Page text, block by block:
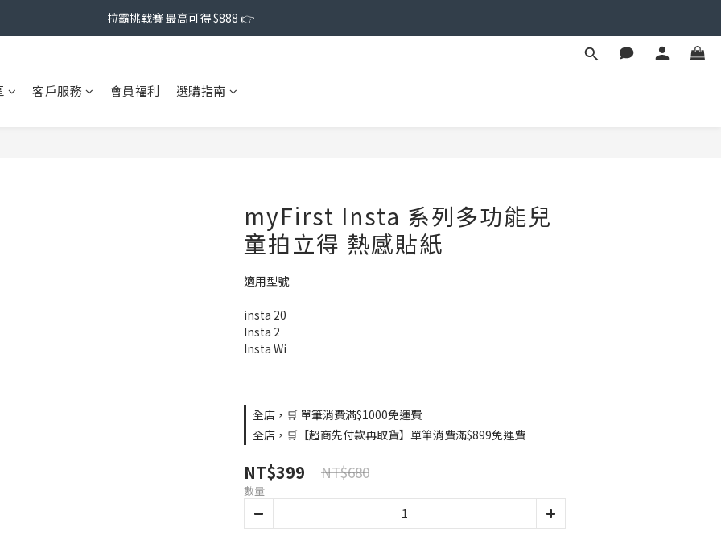
拉霸挑戰賽 最高可得 $888 👉
客戶服務 會員福利 選購指南
myFirst Insta 系列多功能兒
童拍立得 熱感貼紙
適用型號
insta 20
Insta 2
Insta Wi
全店，🛒 單筆消費滿$1000免運費
全店，🛒【超商先付款再取貨】單筆消費滿$899免運費
NT$399 NT$680
數量